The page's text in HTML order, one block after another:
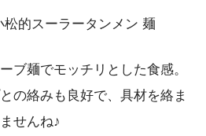
ブ麺でモッチリとした食感。
の絡みも良好で、具材を絡ま
せんね♪